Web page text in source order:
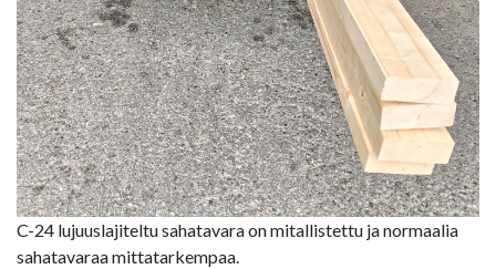
C-24 lujuuslajiteltu sahatavara on mitallistettu ja normaalia
sahatavaraa mittatarkempaa.